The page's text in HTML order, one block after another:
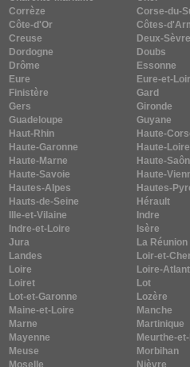
Corrèze
Corse-du-
Côte-d'Or
Côtes-
Creuse
Deux-
Dordogne
Doubs
Drôme
Essonne
Eure
Eure-et-Loir
Finistère
Gard
Gers
Gironde
Guadeloupe
Guyane
Haut-Rhin
Haute-
Haute-Garonne
Haute-Loire
Haute-Marne
Haute-
Haute-Savoie
Haute-
Hautes-Alpes
Hautes-
Hauts-de-Seine
Hérault
Ille-et-Vilaine
Indre
Indre-et-Loire
Isère
Jura
La Réunion
Landes
Loir-et-
Loire
Loire-
Loiret
Lot
Lot-et-Garonne
Lozère
Maine-et-Loire
Manche
Marne
Martinique
Mayenne
Meurthe-
Meuse
Morbihan